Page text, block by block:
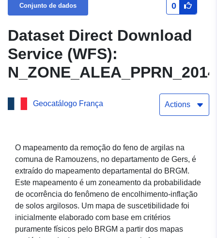
Conjunto de dados 0
Dataset Direct Download
Service (WFS):
Geocatálogo França Actions
O mapeamento da remoção do feno de argilas na
comuna de Ramouzens, no departamento de Gers, é
extraído do mapeamento departamental do BRGM.
Este mapeamento é um zoneamento da probabilidade
de ocorrência do fenômeno de encolhimento-inflação
de solos argilosos. Um mapa de suscetibilidade foi
inicialmente elaborado com base em critérios
puramente físicos pelo BRGM a partir dos mapas